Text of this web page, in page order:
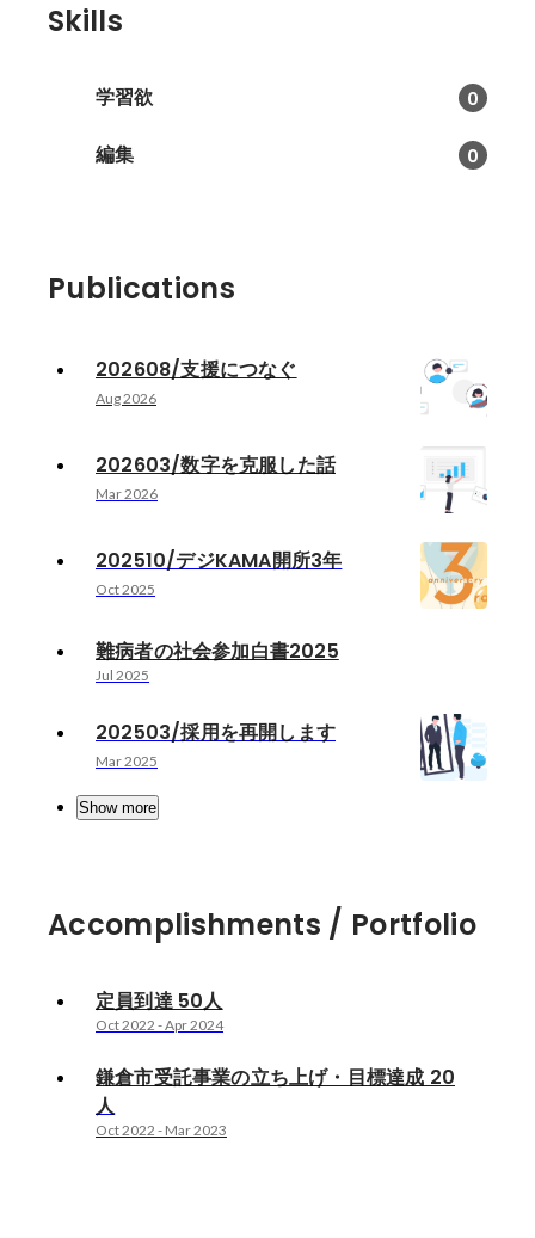
Skills
学習欲 0
編集 0
Publications
202608/支援につなぐ
Aug 2026
202603/数字を克服した話
Mar 2026
202510/デジKAMA開所3年
Oct 2025
難病者の社会参加白書2025
Jul 2025
202503/採用を再開します
Mar 2025
Show more
Accomplishments / Portfolio
定員到達 50人
Oct 2022 -Apr 2024
鎌倉市受託事業の立ち上げ・目標達成 20
人
Oct 2022 - Mar 2023